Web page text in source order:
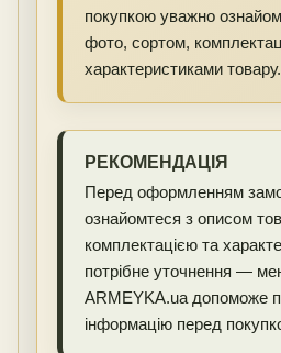
покупкою уважно
фото, сортом,
характеристиками товару.
РЕКОМЕНДАЦІЯ
Перед оформленням
ознайомтеся з описом
комплектацією та
потрібне уточнення —
ARMEYKA.ua допоможе
інформацію перед